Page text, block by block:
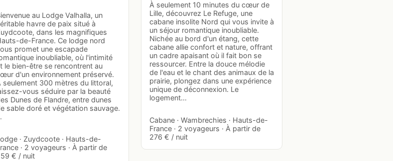
au Lodge Valhalla, un
havre de paix situé à
dans les magnifiques
de-France. Ce lodge nord
promet une escapade
inoubliable, où l'intimité
le bien-être se rencontrent au
d'un environnement préservé.
seulement 300 mètres du littoral,
vous séduire par la beauté
Dunes de Flandre, entre dunes
sable doré et végétation sauvage.
· Zuydcoote · Hauts-de-
· 2 voyageurs · À partir de
€ / nuit
À seulement 10 minutes du cœur de
Lille, découvrez Le Refuge, une
cabane insolite Nord qui vous invite à
un séjour romantique inoubliable.
Nichée au bord d'un étang, cette
cabane allie confort et nature, offrant
un cadre apaisant où il fait bon se
ressourcer. Entre la douce mélodie
de l'eau et le chant des animaux de la
prairie, plongez dans une expérience
unique de déconnexion. Le
logement…
Cabane · Wambrechies · Hauts-de-
France · 2 voyageurs · À partir de
276 € / nuit